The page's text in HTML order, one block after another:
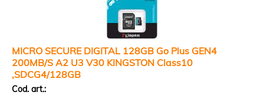
MICRO SECURE DIGITAL 128GB Go Plus GEN4
200MB/S A2 U3 V30 KINGSTON Class10
,SDCG4/128GB
Cod. art.: